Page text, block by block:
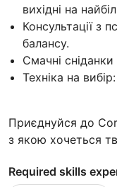
вихідні на
Консультації з
балансу.
Смачні
Техніка на
Приєднуйся до
з якою хочеться
Required skills